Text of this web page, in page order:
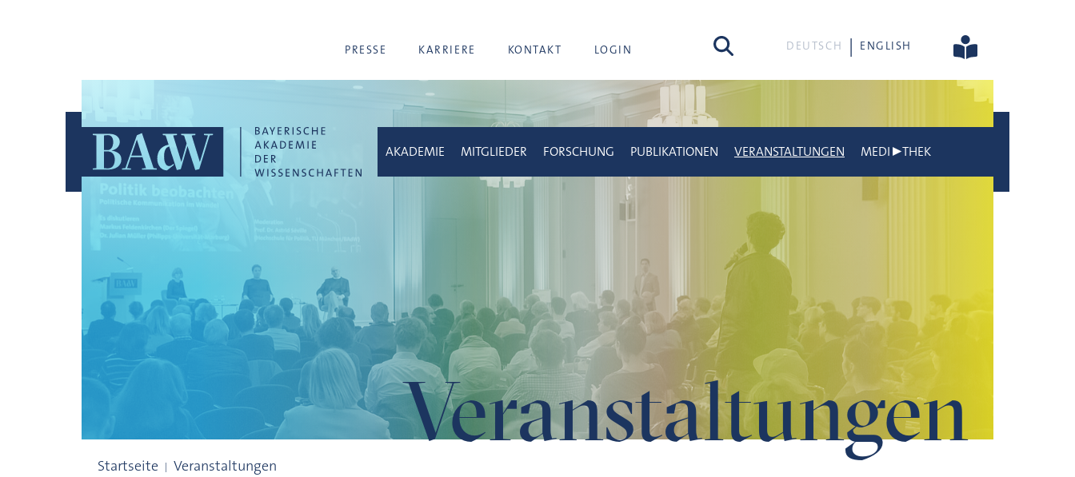
PRESSE KARRIERE KONTAKT LOGIN Suche DEUTSCH ENGLISH
Veranstaltungen
AKADEMIE MITGLIEDER FORSCHUNG PUBLIKATIONEN VERANSTALTUNGEN MEDI▶THEK
Startseite Veranstaltungen